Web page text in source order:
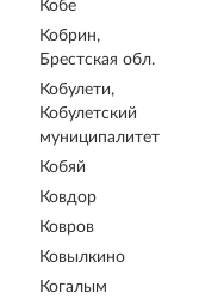
Кобе
Кобрин,
Брестская обл.
Кобулети,
Кобулетский
муниципалитет
Кобяй
Ковдор
Ковров
Ковылкино
Когалым